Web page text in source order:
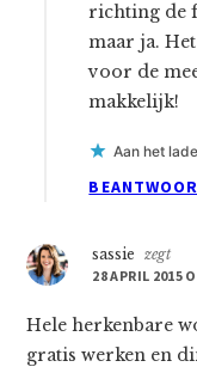
richting de
maar ja.
voor de
makkelijk!
Aan het
sassie
zegt
28 APRIL 2015
Hele herkenbare
gratis werken en